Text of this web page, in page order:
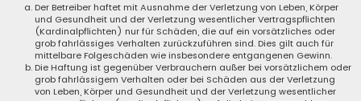
Der Betreiber haftet mit Ausnahme der Verletzung von Leben, Körper
und Gesundheit und der Verletzung wesentlicher Vertragspflichten
(Kardinalpflichten) nur für Schäden, die auf ein vorsätzliches oder
grob fahrlässiges Verhalten zurückzuführen sind. Dies gilt auch für
mittelbare Folgeschäden wie insbesondere entgangenen Gewinn.
Die Haftung ist gegenüber Verbrauchern außer bei vorsätzlichem oder
grob fahrlässigem Verhalten oder bei Schäden aus der Verletzung
von Leben, Körper und Gesundheit und der Verletzung wesentlicher